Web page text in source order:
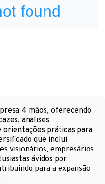
4 mãos, oferecendo
análises
orientações práticas para
que inclui
visionários, empresários
ávidos por
para a expansão